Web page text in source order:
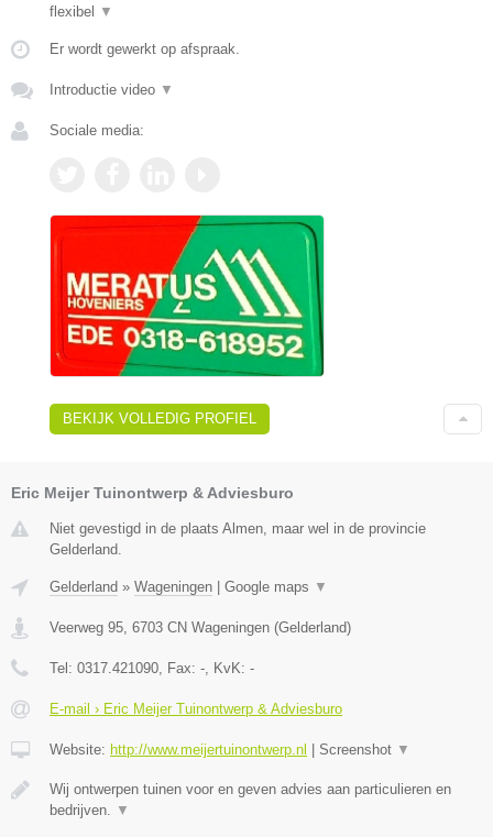
flexibel
▼
Er wordt gewerkt op afspraak.
Introductie video ▼
Sociale media:
BEKIJK VOLLEDIG PROFIEL
Eric Meijer Tuinontwerp & Adviesburo
Niet gevestigd in de plaats Almen, maar wel in de provincie
Gelderland.
Gelderland » Wageningen Google maps ▼
Veerweg 95 6703 CN Wageningen (Gelderland)
Tel: 0317.421090 , Fax: - , KvK: -
E-mail › Eric Meijer Tuinontwerp & Adviesburo
Website: http://www.meijertuinontwerp.nl Screenshot ▼
Wij ontwerpen tuinen voor en geven advies aan particulieren en
bedrijven.
▼